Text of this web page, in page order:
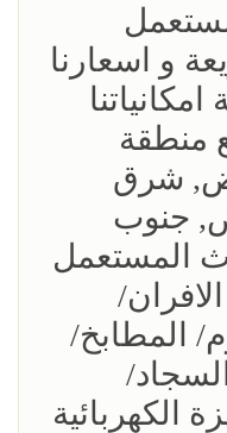
و اسعارنا
منطقة
شرق
جنوب
المستعمل
المطابخ/
الكهربائية